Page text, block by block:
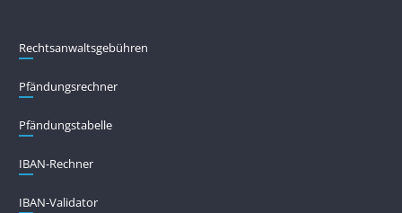
Rechtsanwaltsgebühren
Pfändungs­rechner
Pfändungs­tabelle
IBAN-Rechner
IBAN-Validator